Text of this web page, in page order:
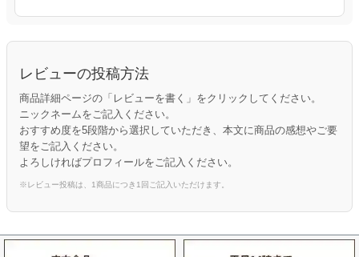
レビューの投稿方法
商品詳細ページの「レビューを書く」をクリックしてください。
ニックネームをご記入ください。
おすすめ度を5段階から選択していただき、本文に商品の感想やご要
望をご記入ください。
よろしければプロフィールをご記入ください。
※レビュー投稿は、1商品につき1回ご記入いただけます。